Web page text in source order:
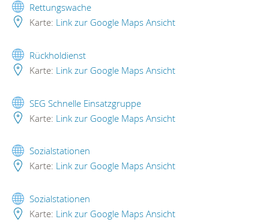
Rettungswache
Karte: Link zur Google Maps Ansicht
Rückholdienst
Karte: Link zur Google Maps Ansicht
SEG Schnelle Einsatzgruppe
Karte: Link zur Google Maps Ansicht
Sozialstationen
Karte: Link zur Google Maps Ansicht
Sozialstationen
Karte: Link zur Google Maps Ansicht